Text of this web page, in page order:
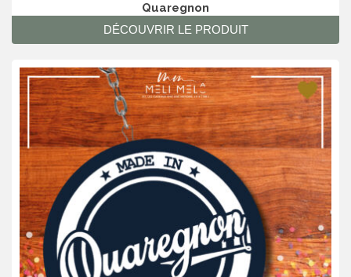
Quaregnon
DÉCOUVRIR LE PRODUIT